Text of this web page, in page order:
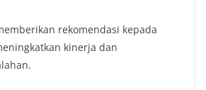
rekomendasi kepada
kinerja dan